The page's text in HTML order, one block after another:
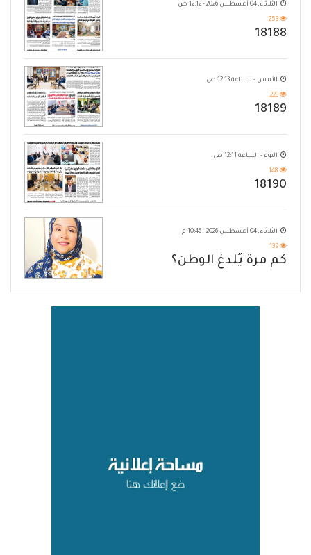
الثلاثاء, 04 أغسطس 2026 - 12:12 ص
253
18188
الأمس - الساعة 12:13 ص
223
18189
اليوم - الساعة 12:11 ص
148
18190
الثلاثاء, 04 أغسطس 2026 - 10:46 م
139
كم مرة يُلدغ الوطن؟